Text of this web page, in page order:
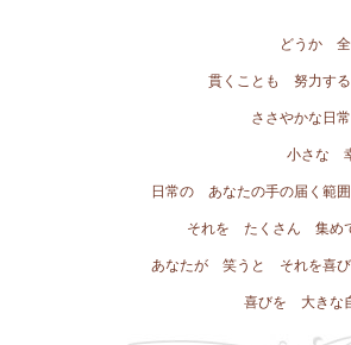
どうか
貫くことも 努力す
ささやかな日
小さな
日常の あなたの手の届く範
それを たくさん 集め
あなたが 笑うと それを喜
喜びを 大きな